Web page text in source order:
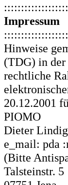
Impressum
Hinweise
(TDG) in der
rechtliche
20.12.2001
PIOMO
Dieter Lindig
e_mail: pda
(Bitte
Talsteinstr. 5